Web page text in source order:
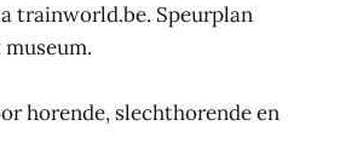
trainworld.be. Speurplan
horende, slechthorende en